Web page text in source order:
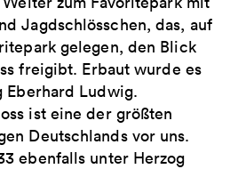
Jagdschlösschen, das, auf
gelegen, den Blick
freigibt. Erbaut wurde es
Eberhard Ludwig.
ist eine der größten
Deutschlands vor uns.
ebenfalls unter Herzog